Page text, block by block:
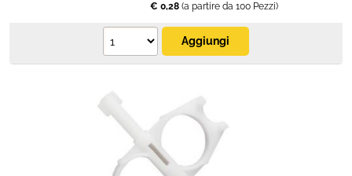
€ 0,28(a partire da 100 Pezzi)